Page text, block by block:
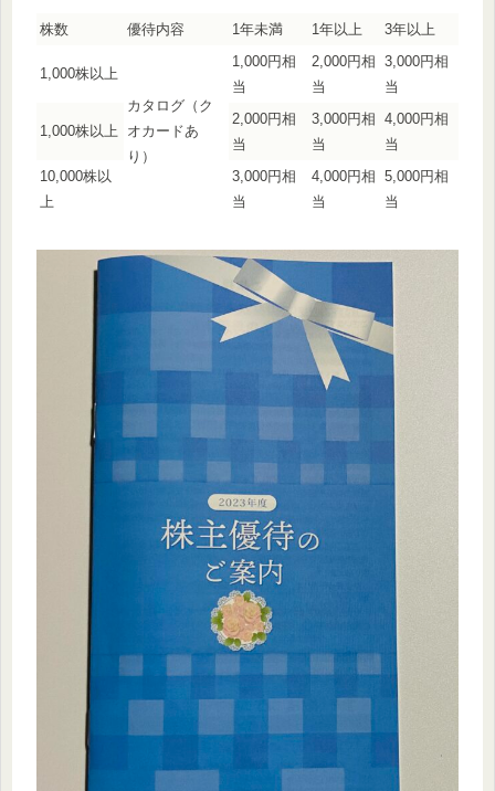
株数 優待内容 1年未満 1年以上 3年以上
1,000株以上
カタログ（ク
オカードあ
り）
1,000円相
当
2,000円相
当
3,000円相
当
1,000株以上
2,000円相
当
3,000円相
当
4,000円相
当
10,000株以
上
3,000円相
当
4,000円相
当
5,000円相
当